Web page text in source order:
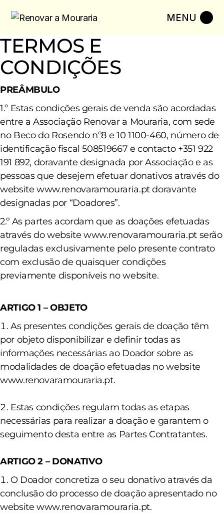
the
TERMOS E
CONDIÇÕES
PREÂMBULO
1.º Estas condições gerais de venda são acordadas
entre a Associação Renovar a Mouraria, com sede
no Beco do Rosendo nº8 e 10 1100-460, número de
identificação fiscal 508519667 e contacto +351922
191 892, doravante designada por Associação e as
pessoas que desejem efetuar donativos através do
website www.renovaramouraria.pt doravante
designadas por “Doadores”.
2.º As partes acordam que as doações efetuadas
através do websitewww.renovaramouraria.pt serão
reguladas exclusivamente pelo presente contrato
com exclusão de quaisquer condições
previamente disponíveis no website.
ARTIGO 1 – OBJETO
As presentes condições gerais de doação têm
por objeto disponibilizar e definir todas as
informações necessárias ao Doador sobre as
modalidades de doação efetuadas no website
www.renovaramouraria.pt.
Estas condições regulam todas as etapas
necessárias para realizar a doação e garantem o
seguimento desta entre as Partes Contratantes.
ARTIGO 2 – DONATIVO
O Doador concretiza o seu donativo através da
conclusão do processo de doação apresentado no
websitewww.renovaramouraria.pt.